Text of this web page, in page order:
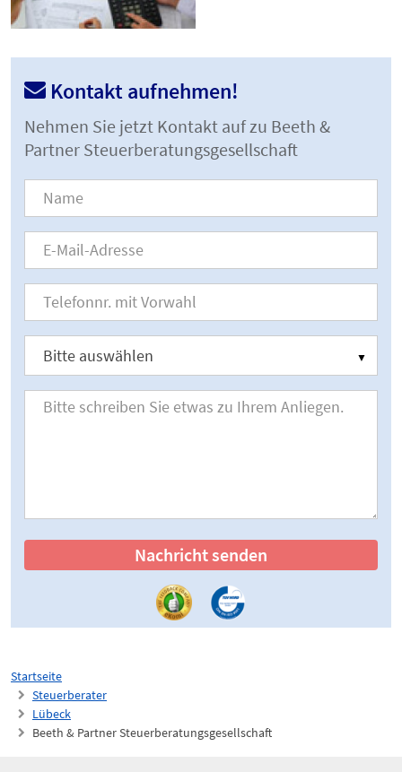
Startseite
Steuerberater
Lübeck
Beeth & Partner Steuerberatungsgesellschaft
Kontakt aufnehmen!
Nehmen Sie jetzt Kontakt auf zu Beeth &
Partner Steuerberatungsgesellschaft
Nachricht senden